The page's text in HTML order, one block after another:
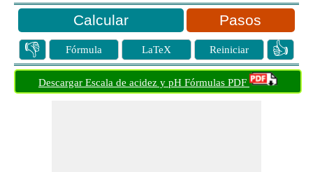
Pasos
👎 Fórmula LaTeX Reiniciar 👍
Descargar Escala de acidez y pH Fórmulas PDF